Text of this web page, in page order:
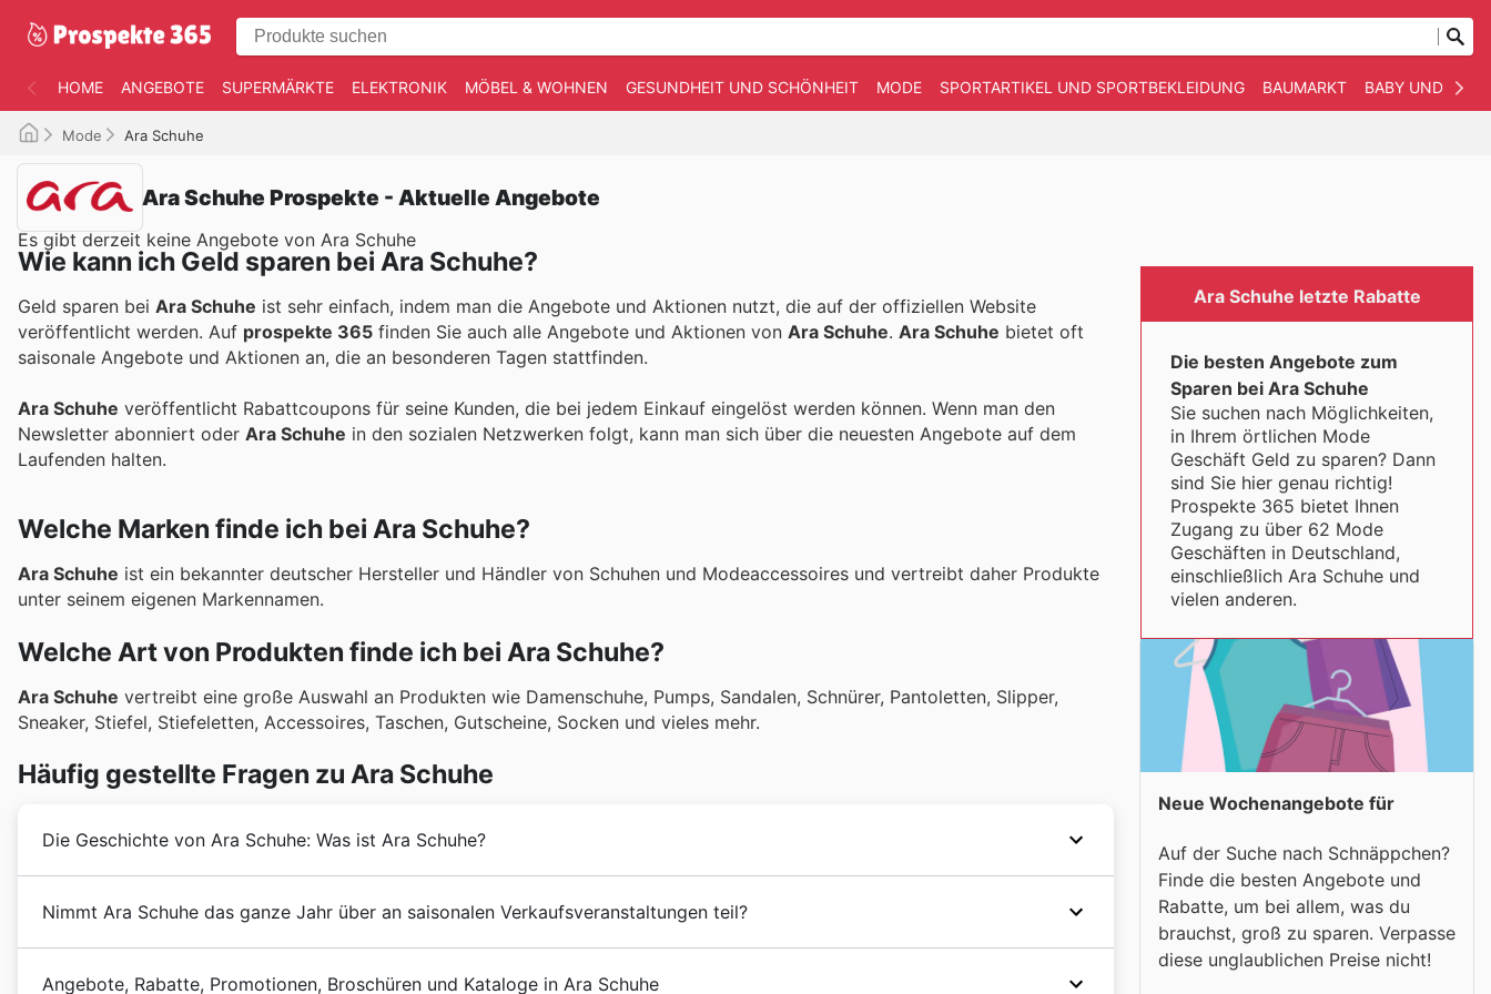
HOME ANGEBOTE SUPERMÄRKTE ELEKTRONIK MÖBEL & WOHNEN GESUNDHEIT UND SCHÖNHEIT MODE SPORTARTIKEL UND SPORTBEKLEIDUNG BAUMARKT BABY UND KIND
Mode Ara Schuhe
Ara Schuhe Prospekte - Aktuelle Angebote
Es gibt derzeit keine Angebote von Ara Schuhe
Wie kann ich Geld sparen bei Ara Schuhe?
Geld sparen bei Ara Schuhe ist sehr einfach, indem man die Angebote und Aktionen nutzt, die auf der offiziellen Website
veröffentlicht werden. Auf prospekte 365 finden Sie auch alle Angebote und Aktionen von Ara Schuhe. Ara Schuhe bietet oft
saisonale Angebote und Aktionen an, die an besonderen Tagen stattfinden.
Ara Schuhe veröffentlicht Rabattcoupons für seine Kunden, die bei jedem Einkauf eingelöst werden können. Wenn man den
Newsletter abonniert oder Ara Schuhe in den sozialen Netzwerken folgt, kann man sich über die neuesten Angebote auf dem
Laufenden halten.
Welche Marken finde ich bei Ara Schuhe?
Ara Schuhe ist ein bekannter deutscher Hersteller und Händler von Schuhen und Modeaccessoires und vertreibt daher Produkte
unter seinem eigenen Markennamen.
Welche Art von Produkten finde ich bei Ara Schuhe?
Ara Schuhe vertreibt eine große Auswahl an Produkten wie Damenschuhe, Pumps, Sandalen, Schnürer, Pantoletten, Slipper,
Sneaker, Stiefel, Stiefeletten, Accessoires, Taschen, Gutscheine, Socken und vieles mehr.
Häufig gestellte Fragen zu Ara Schuhe
Die Geschichte von Ara Schuhe: Was ist Ara Schuhe?
Schuhe von höchster Qualität herzustellen und zu verkaufen. In den folgenden Jahren hat
Expansionsprozess durchlaufen, bei dem eine große Anzahl von Produkten hinzugefügt wurde.
Nimmt Ara Schuhe das ganze Jahr über an saisonalen Verkaufsveranstaltungen teil?
Angebote, Rabatte, Promotionen, Broschüren und Kataloge in Ara Schuhe
Ara Schuhe letzte Rabatte
Die besten Angebote zum
Sparen bei Ara Schuhe
Sie suchen nach Möglichkeiten,
in Ihrem örtlichen Mode
Geschäft Geld zu sparen? Dann
sind Sie hier genau richtig!
Prospekte 365 bietet Ihnen
Zugang zu über 62 Mode
Geschäften in Deutschland,
einschließlich Ara Schuhe und
vielen anderen.
Neue Wochenangebote für
Auf der Suche nach Schnäppchen?
Finde die besten Angebote und
Rabatte, um bei allem, was du
brauchst, groß zu sparen. Verpasse
diese unglaublichen Preise nicht!